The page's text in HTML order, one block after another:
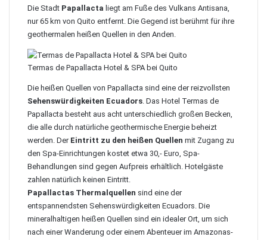
Die Stadt Papallacta liegt am Fuße des Vulkans Antisana,
nur 65 km von Quito entfernt. Die Gegend ist berühmt für ihre
geothermalen heißen Quellen in den Anden.
Termas de Papallacta Hotel & SPA bei Quito
Die heißen Quellen von Papallacta sind eine der reizvollsten
Sehenswürdigkeiten Ecuadors. Das Hotel Termas de
Papallacta besteht aus acht unterschiedlich großen Becken,
die alle durch natürliche geothermische Energie beheizt
werden. Der Eintritt zu den heißen Quellen mit Zugang zu
den Spa-Einrichtungen kostet etwa 30,- Euro, Spa-
Behandlungen sind gegen Aufpreis erhältlich. Hotelgäste
zahlen natürlich keinen Eintritt.
Papallactas Thermalquellen sind eine der
entspannendsten Sehenswürdigkeiten Ecuadors. Die
mineralhaltigen heißen Quellen sind ein idealer Ort, um sich
nach einer Wanderung oder einem Abenteuer im Amazonas-